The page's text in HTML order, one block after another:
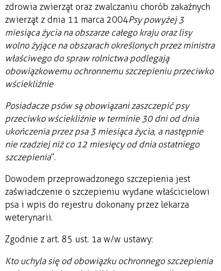
zdrowia zwierząt oraz zwalczaniu chorób zakaźnych
zwierząt z dnia 11 marca 2004Psy powyżej 3
miesiąca życia na obszarze całego kraju oraz lisy
wolno żyjące na obszarach określonych przez ministra
właściwego do spraw rolnictwa podlegają
obowiązkowemu ochronnemu szczepieniu przeciwko
wściekliźnie
Posiadacze psów są obowiązani zaszczepić psy
przeciwko wściekliźnie w terminie 30 dni od dnia
ukończenia przez psa 3 miesiąca życia, a następnie
nie rzadziej niż co 12 miesięcy od dnia ostatniego
szczepienia”.
Dowodem przeprowadzonego szczepienia jest
zaświadczenie o szczepieniu wydane właścicielowi
psa i wpis do rejestru dokonany przez lekarza
weterynarii.
Zgodnie z art. 85 ust. 1a w/w ustawy:
Kto uchyla się od obowiązku ochronnego szczepienia